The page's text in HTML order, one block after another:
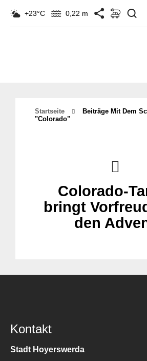
+23°C 0,22 m
Startseite
Beiträge Mit Dem
"colorado"
Colorado-
bringt
den
Kontakt
Stadt Hoyerswerda